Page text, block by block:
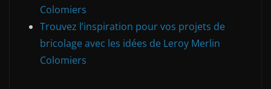
Colomiers
Trouvez l’inspiration pour vos projets de
bricolage avec les idées de Leroy Merlin
Colomiers